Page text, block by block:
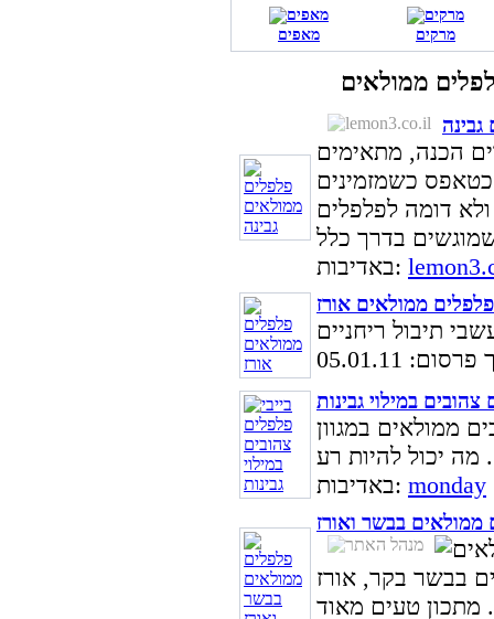
מאפים מרקים
הכנה, מתאימים
כשמזמינים
דומה לפלפלים
באדיבות:
פלפלים ממולאים אורז
05.01.11
צהובים במילוי גבינות
ממולאים במגוון
באדיבות: monday
ממולאים בבשר ואורז
בבשר בקר, אורז